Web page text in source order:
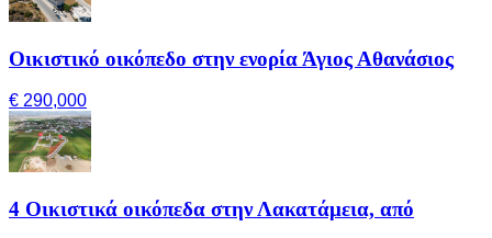
Οικιστικό οικόπεδο στην ενορία Άγιος Αθανάσιος
€ 290,000
4 Οικιστικά οικόπεδα στην Λακατάμεια, από